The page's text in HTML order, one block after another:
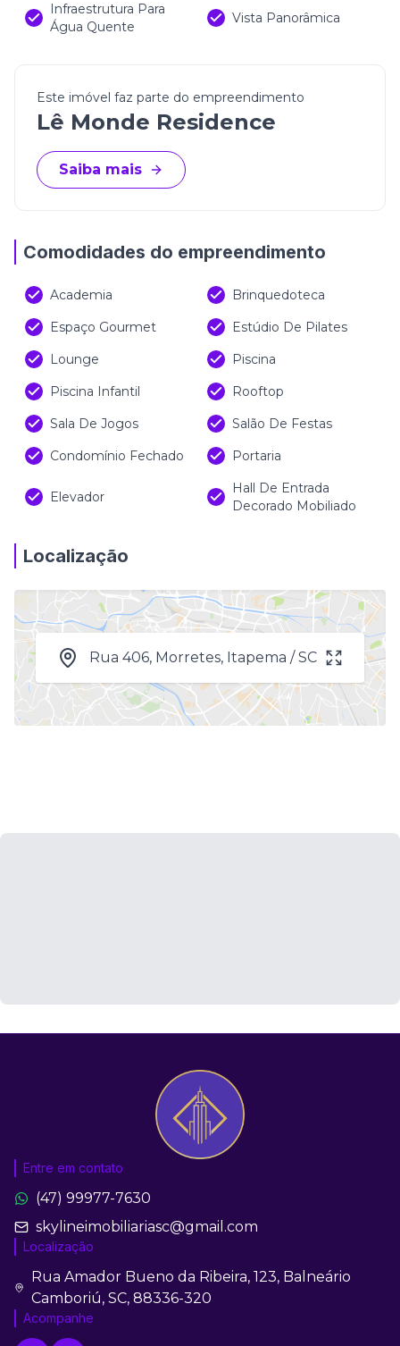
Infraestrutura Para
Água Quente
Vista Panorâmica
Este imóvel faz parte do empreendimento
Lê Monde Residence
Saiba mais
Comodidades do empreendimento
Academia
Brinquedoteca
Espaço Gourmet
Estúdio De Pilates
Lounge
Piscina
Piscina Infantil
Rooftop
Sala De Jogos
Salão De Festas
Condomínio Fechado
Portaria
Elevador
Hall De Entrada
Decorado Mobiliado
Localização
Rua 406, Morretes, Itapema / SC
Entre em contato
(47) 99977-7630
skylineimobiliariasc@gmail.com
Localização
Rua Amador Bueno da Ribeira, 123, Balneário
Camboriú, SC, 88336-320
Acompanhe